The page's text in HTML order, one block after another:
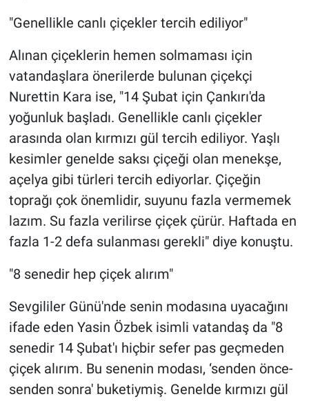
"Genellikle canlı çiçekler tercih ediliyor"
Alınan çiçeklerin hemen solmaması için
vatandaşlara önerilerde bulunan çiçekçi
Nurettin Kara ise, "14 Şubat için Çankırı'da
yoğunluk başladı. Genellikle canlı çiçekler
arasında olan kırmızı gül tercih ediliyor. Yaşlı
kesimler genelde saksı çiçeği olan menekşe,
açelya gibi türleri tercih ediyorlar. Çiçeğin
toprağı çok önemlidir, suyunu fazla vermemek
lazım. Su fazla verilirse çiçek çürür. Haftada en
fazla 1-2 defa sulanması gerekli" diye konuştu.
"8 senedir hep çiçek alırım"
Sevgililer Günü'nde senin modasına uyacağını
ifade eden Yasin Özbek isimli vatandaş da "8
senedir 14 Şubat'ı hiçbir sefer pas geçmeden
çiçek alırım. Bu senenin modası, ‘senden önce-
senden sonra' buketiymiş. Genelde kırmızı gül